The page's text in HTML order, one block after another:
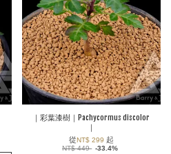
｜彩葉漆樹｜Pachycormus discolor
｜
從NT$ 299 起
NT$ 449 -33.4%